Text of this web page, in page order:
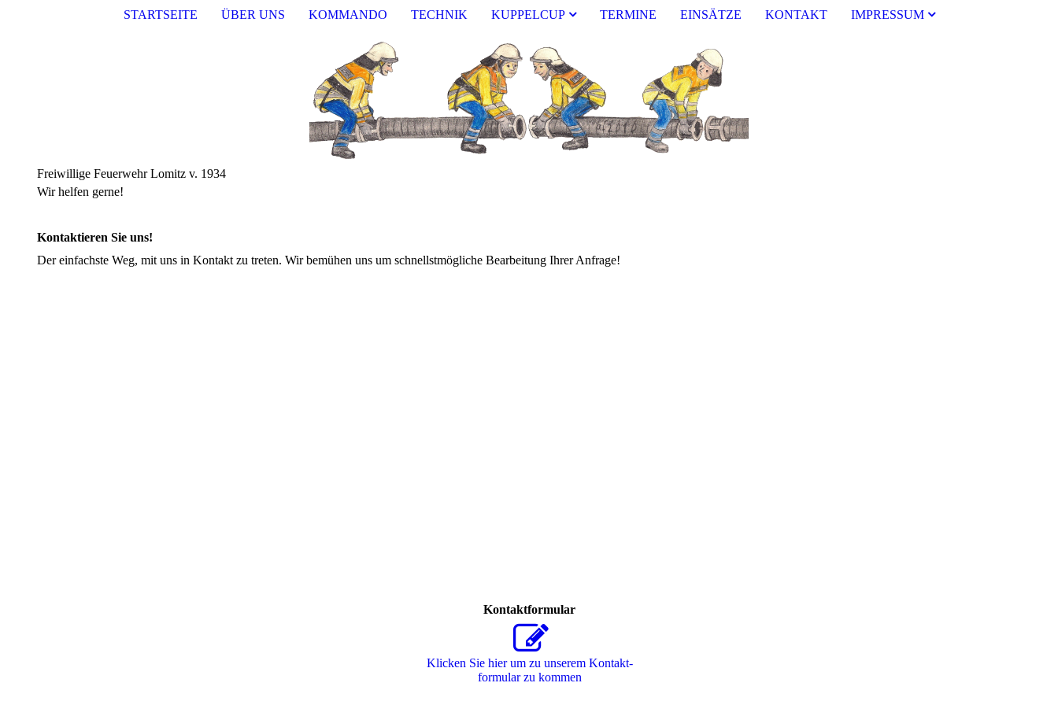
STARTSEITE ÜBER UNS KOMMANDO TECHNIK KUPPELCUP TERMINE EINSÄTZE KONTAKT IMPRESSUM
Freiwillige Feuerwehr Lomitz v. 1934
Wir helfen gerne!
Kontaktieren Sie uns!
Der einfachste Weg, mit uns in Kontakt zu treten. Wir bemühen uns um schnellstmögliche Bearbeitung Ihrer Anfrage!
Kontaktformular
Klicken Sie hier um zu unserem Kon­takt­
for­mu­lar zu kommen